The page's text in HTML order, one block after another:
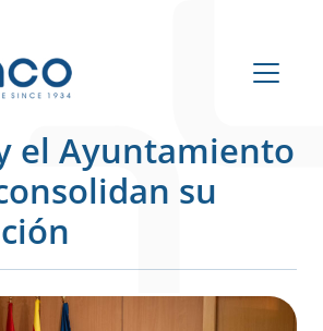
principal
el Ayuntamiento
su